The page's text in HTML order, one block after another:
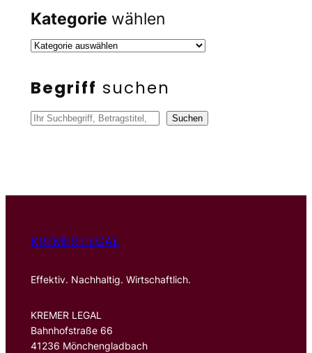
Kategorie wählen
Begriff suchen
S
n
Suchen
KREMER LEGAL
Effektiv. Nachhaltig. Wirtschaftlich.
KREMER LEGAL
Bahnhofstraße 66
41236 Mönchengladbach